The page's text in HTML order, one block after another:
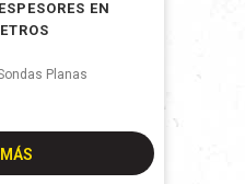
EN
Planas